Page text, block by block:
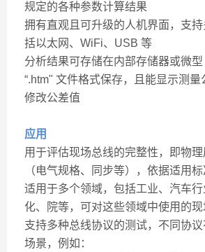
规定的各种参数计算结果
拥有直观且可升级的人机界面，支
括以太网、WiFi、USB 等
分析结果可存储在内部存储器或微
“.htm" 文件格式保存，且能显示测
修改公差值
应用
用于评估现场总线的完整性，即物
（电气规格、同步等），依据适用
适用于多个领域，包括工业、汽车
化、院等，可对这些领域中使用的
支持多种总线协议的测试，不同协
场景，例如：